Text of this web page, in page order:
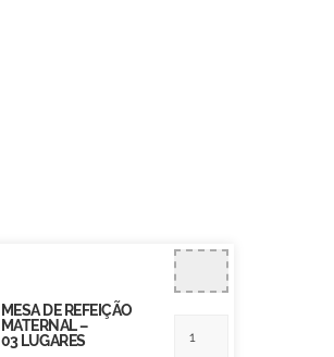
MESA DE REFEIÇÃO
MATERNAL –
03 LUGARES